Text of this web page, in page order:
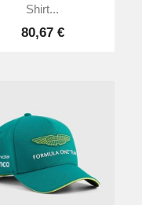
Shirt...
80,67 €